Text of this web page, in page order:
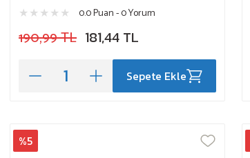
0.0 Puan - 0 Yorum
190,99 TL 181,44 TL
Sepete Ekle
%5